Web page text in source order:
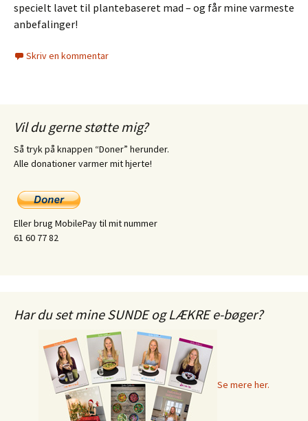
specielt lavet til plantebaseret mad – og får mine varmeste
anbefalinger!
Skriv en kommentar
Vil du gerne støtte mig?
Så tryk på knappen “Doner” herunder.
Alle donationer varmer mit hjerte!
Eller brug MobilePay til mit nummer
61 60 77 82
Har du set mine SUNDE og LÆKRE e-bøger?
Se mere her.